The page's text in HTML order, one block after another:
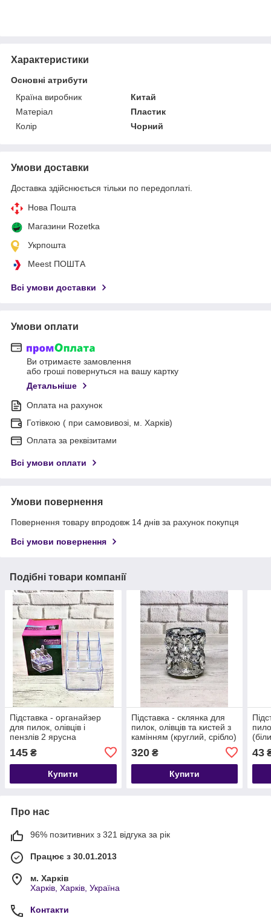
Характеристики
Основні атрибути
Країна виробник
Китай
Матеріал
Пластик
Колір
Чорний
Умови доставки
Доставка здійснюється тільки по передоплаті.
Нова Пошта
Магазини Rozetka
Укрпошта
Meest ПОШТА
Всі умови доставки
Умови оплати
Ви отримаєте замовлення
або гроші повернуться на вашу картку
Детальніше
Оплата на рахунок
Готівкою ( при самовивозі, м. Харків)
Оплата за реквізитами
Всі умови оплати
Умови повернення
Повернення товару впродовж 14 днів за рахунок покупця
Всі умови повернення
Подібні товари компанії
Підставка - органайзер
для пилок, олівців і
пензлів 2 ярусна
145 ₴
Купити
Підставка - склянка для
пилок, олівців та кистей з
камінням (круглий, срібло)
320₴
Купити
43
Про нас
96% позитивних з 321 відгука за рік
Працює з 30.01.2013
м. Харків
Харків, Харків, Україна
Контакти